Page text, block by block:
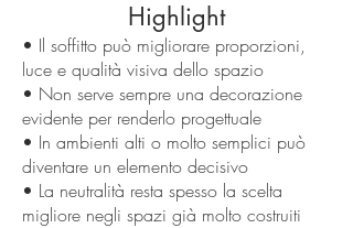
Highlight
• Il soffitto può migliorare proporzioni,
luce e qualità visiva dello spazio
• Non serve sempre una decorazione
evidente per renderlo progettuale
• In ambienti alti o molto semplici può
diventare un elemento decisivo
• La neutralità resta spesso la scelta
migliore negli spazi già molto costruiti